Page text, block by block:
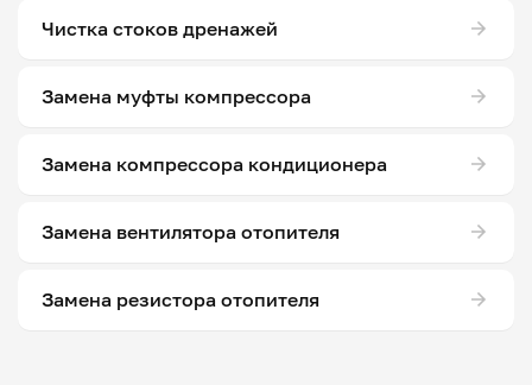
Чистка стоков дренажей
Замена муфты компрессора
Замена компрессора кондиционера
Замена вентилятора отопителя
Замена резистора отопителя